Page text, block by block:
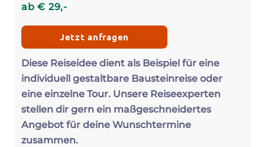
ab€ 29,-
Jetzt anfragen
Diese Reiseidee dient als Beispiel für eine
individuell gestaltbare Bausteinreise oder
eine einzelne Tour. Unsere Reiseexperten
stellen dir gern ein maßgeschneidertes
Angebot für deine Wunschtermine
zusammen.